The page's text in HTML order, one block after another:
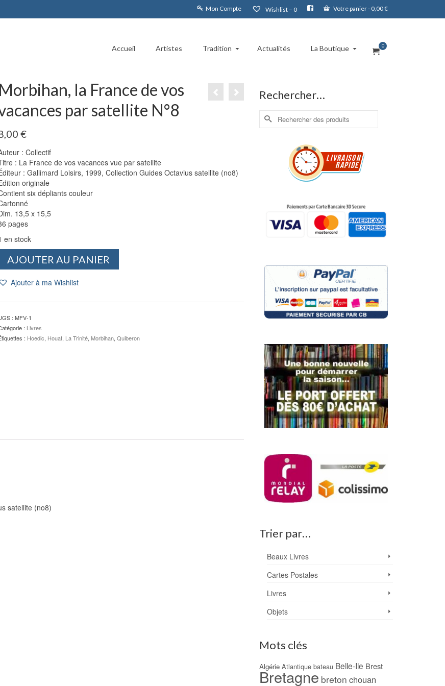
Mon Compte Wishlist – 0 Votre panier- 0,00€
Accueil Artistes Tradition Actualités La Boutique 0
Morbihan, la France de vos
par satellite N°8
€
: Collectif
: La France de vos vacances vue par satellite
: Gallimard Loisirs, 1999, Collection Guides Octavius satellite (no8)
originale
six dépliants couleur
13,5 x 15,5
pages
en stock
AJOUTER AU PANIER
Ajouter à ma Wishlist
: MFV-1
: Livres
: Hoedic, Houat, La Trinité, Morbihan, Quiberon
satellite (no8)
Rechercher…
Rechercher :
Trier par…
Beaux Livres
Cartes Postales
Livres
Objets
Mots clés
Algérie Atlantique bateau Belle-Ile Brest
Bretagne breton chouan